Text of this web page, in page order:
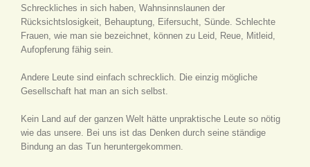
Schreckliches in sich haben, Wahnsinnslaunen der
Rücksichtslosigkeit, Behauptung, Eifersucht, Sünde. Schlechte
Frauen, wie man sie bezeichnet, können zu Leid, Reue, Mitleid,
Aufopferung fähig sein.
Andere Leute sind einfach schrecklich. Die einzig mögliche
Gesellschaft hat man an sich selbst.
Kein Land auf der ganzen Welt hätte unpraktische Leute so nötig
wie das unsere. Bei uns ist das Denken durch seine ständige
Bindung an das Tun heruntergekommen.